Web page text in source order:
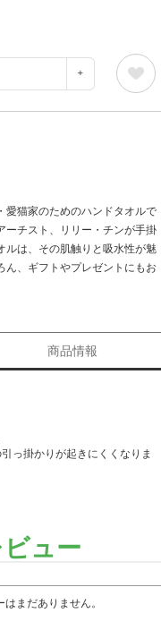
愛猫家のためのハンドタオルで
ーチスト、リリー・チンが手掛
ルは、その肌触りと吸水性が魅
ん、ギフトやプレゼントにもお
商品情報
っ掛かりが起きにくくなりま
ュー
まだありません。